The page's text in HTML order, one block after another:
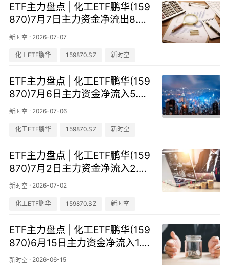
ETF主力盘点 | 化工ETF鹏华(159
870)7月7日主力资金净流出8.24
亿元，居可比基金第一
新时空 · 2026-07-07
化工ETF鹏华 159870.SZ 新时空
ETF主力盘点 | 化工ETF鹏华(159
870)7月6日主力资金净流入5.27
亿元，居可比基金第一
新时空 · 2026-07-06
化工ETF鹏华 159870.SZ 新时空
ETF主力盘点 | 化工ETF鹏华(159
870)7月2日主力资金净流入2.72
亿元，近2天合计流入7.05亿元
新时空 · 2026-07-02
化工ETF鹏华 159870.SZ 新时空
ETF主力盘点 | 化工ETF鹏华(159
870)6月15日主力资金净流入1.0
7亿元，近5天合计流入4.64亿元
新时空 · 2026-06-15